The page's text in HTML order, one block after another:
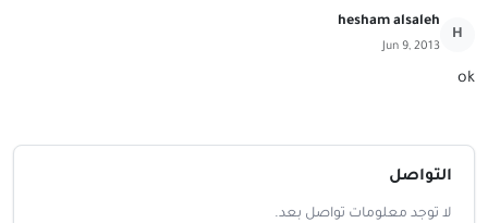
H
hesham alsaleh
Jun 9, 2013
ok
التواصل
لا توجد معلومات تواصل بعد.